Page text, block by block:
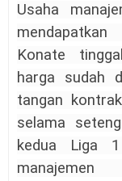
Usaha
Konate
harga sudah
tangan
selama
kedua Liga
manajemen